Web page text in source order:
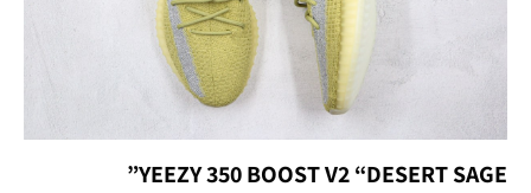
YEEZY 350 BOOST V2 “DESERT SAGE”